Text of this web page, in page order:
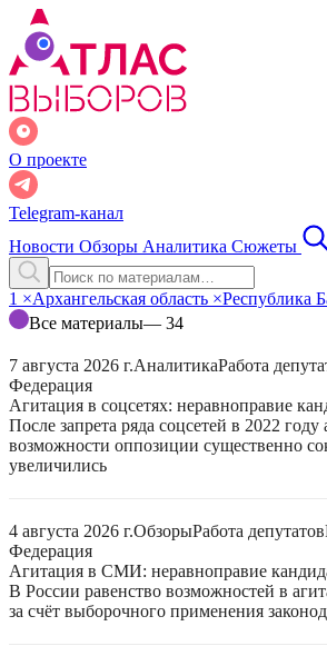
О проекте
Telegram-канал
Новости Обзоры Аналитика Сюжеты
1 ×Архангельская область ×Республика
Все материалы— 34
7 августа 2026 г.АналитикаРабота
Федерация
Агитация в соцсетях: неравноправие
После запрета ряда соцсетей в 2022
возможности оппозиции существенно
увеличились
4 августа 2026 г.ОбзорыРабота депутатов
Федерация
Агитация в СМИ: неравноправие
В России равенство возможностей в
за счёт выборочного применения